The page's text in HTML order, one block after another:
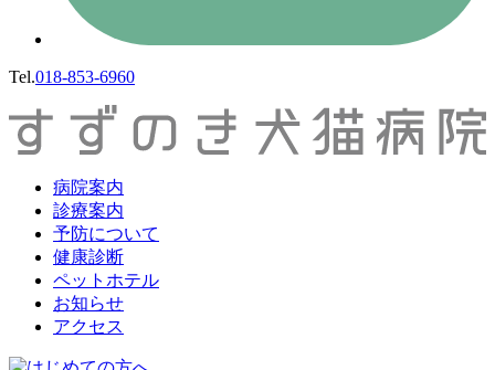
Tel.018-853-6960
病院案内
診療案内
予防について
健康診断
ペットホテル
お知らせ
アクセス